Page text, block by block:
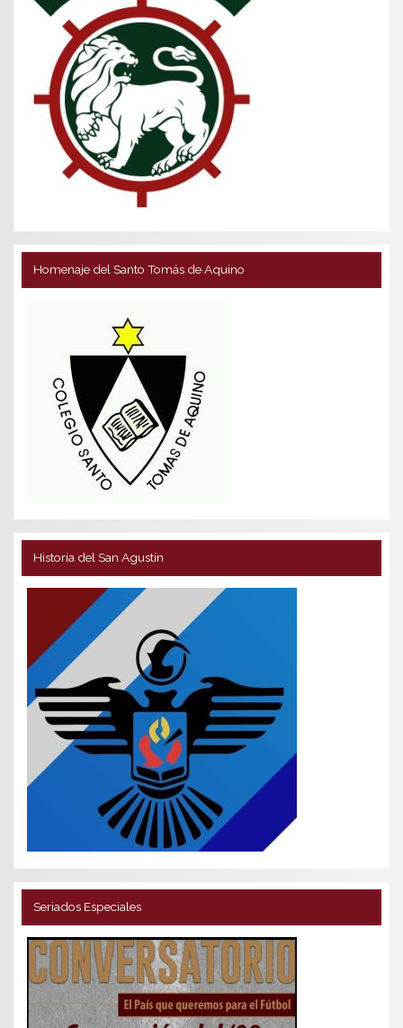
Homenaje del Santo Tomás de Aquino
Historia del San Agustín
Seriados Especiales